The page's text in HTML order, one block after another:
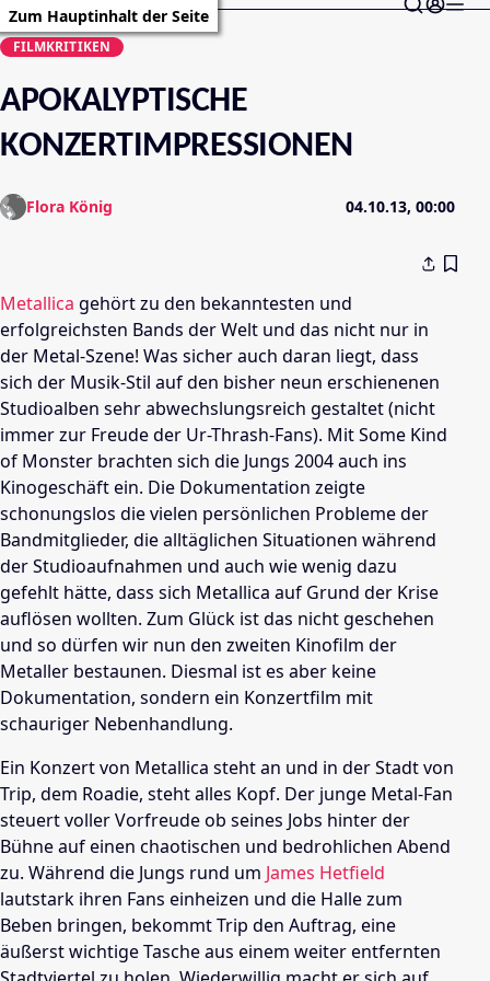
Zum Hauptinhalt der Seite
FILMKRITIKEN
APOKALYPTISCHE
KONZERTIMPRESSIONEN
Flora König 04.10.13, 00:00
Metallica gehört zu den bekanntesten und
erfolgreichsten Bands der Welt und das nicht nur in
der Metal-Szene! Was sicher auch daran liegt, dass
sich der Musik-Stil auf den bisher neun erschienenen
Studioalben sehr abwechslungsreich gestaltet (nicht
immer zur Freude der Ur-Thrash-Fans). Mit Some Kind
of Monster brachten sich die Jungs 2004 auch ins
Kinogeschäft ein. Die Dokumentation zeigte
schonungslos die vielen persönlichen Probleme der
Bandmitglieder, die alltäglichen Situationen während
der Studioaufnahmen und auch wie wenig dazu
gefehlt hätte, dass sich Metallica auf Grund der Krise
auflösen wollten. Zum Glück ist das nicht geschehen
und so dürfen wir nun den zweiten Kinofilm der
Metaller bestaunen. Diesmal ist es aber keine
Dokumentation, sondern ein Konzertfilm mit
schauriger Nebenhandlung.
Ein Konzert von Metallica steht an und in der Stadt von
Trip, dem Roadie, steht alles Kopf. Der junge Metal-Fan
steuert voller Vorfreude ob seines Jobs hinter der
Bühne auf einen chaotischen und bedrohlichen Abend
zu. Während die Jungs rund um James Hetfield
lautstark ihren Fans einheizen und die Halle zum
Beben bringen, bekommt Trip den Auftrag, eine
äußerst wichtige Tasche aus einem weiter entfernten